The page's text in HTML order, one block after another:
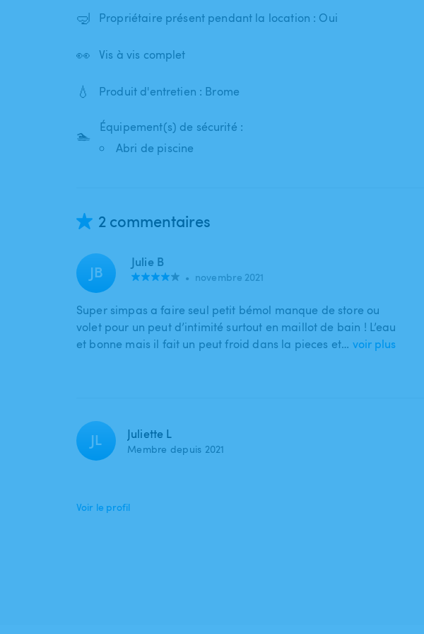
🤿 Propriétaire présent pendant la location : Oui
👀 Vis à vis complet
💧 Produit d'entretien : Brome
🏊
Équipement(s) de sécurité :
Abri de piscine
2 commentaires
JB Julie B
• novembre 2021
Super simpas a faire seul petit bémol manque de store ou
volet pour un peut d’intimité surtout en maillot de bain ! L’eau
et bonne mais il fait un peut froid dans la pieces et… voir plus
JL Juliette L
Membre depuis 2021
Voir le profil